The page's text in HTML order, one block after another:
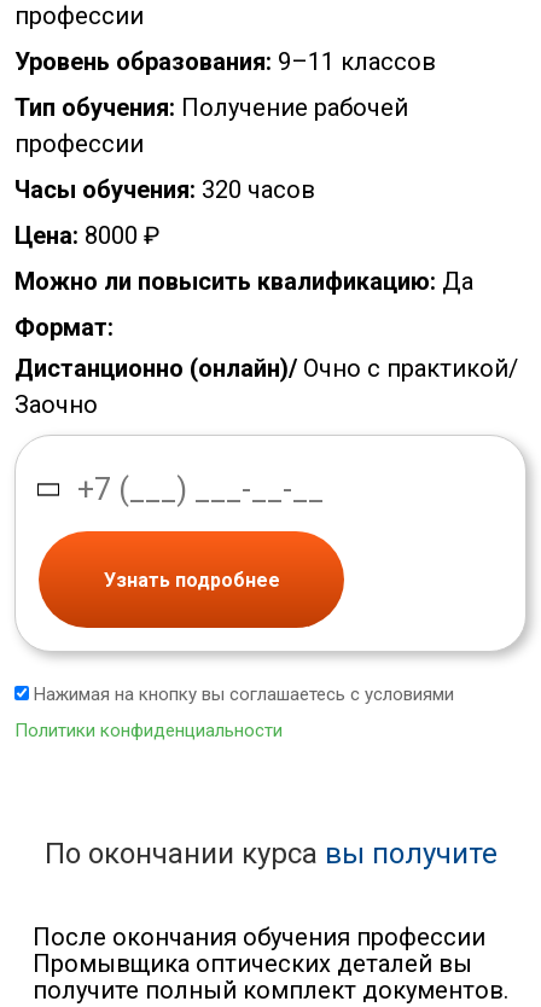
профессии
Уровень образования: 9–11 классов
Тип обучения: Получение рабочей
профессии
Часы обучения: 320 часов
Цена: 8000 ₽
Можно ли повысить квалификацию: Да
Формат:
Дистанционно (онлайн)/ Очно с практикой/
Заочно
Узнать подробнее
Нажимая на кнопку вы соглашаетесь с условиями
Политики конфиденциальности
По окончании курса вы получите
После окончания обучения профессии
Промывщика оптических деталей вы
получите полный комплект документов.